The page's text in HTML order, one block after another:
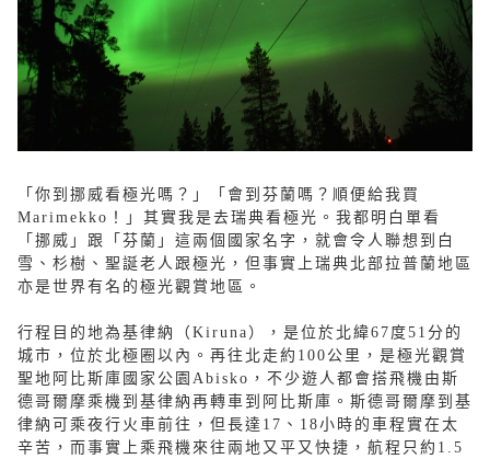
「你到挪威看極光嗎？」「會到芬蘭嗎？順便給我買
Marimekko！」其實我是去瑞典看極光。我都明白單看
「挪威」跟「芬蘭」這兩個國家名字，就會令人聯想到白
雪、杉樹、聖誕老人跟極光，但事實上瑞典北部拉普蘭地區
亦是世界有名的極光觀賞地區。
行程目的地為基律納（Kiruna），是位於北緯67度51分的
城市，位於北極圈以內。再往北走約100公里，是極光觀賞
聖地阿比斯庫國家公園Abisko，不少遊人都會搭飛機由斯
德哥爾摩乘機到基律納再轉車到阿比斯庫。斯德哥爾摩到基
律納可乘夜行火車前往，但長達17、18小時的車程實在太
辛苦，而事實上乘飛機來往兩地又平又快捷，航程只約1.5